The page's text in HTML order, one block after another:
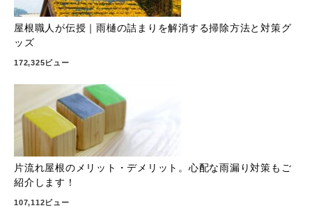
屋根職人が伝授｜雨樋の詰まりを解消する掃除方法と対策グ
ッズ
172,325ビュー
片流れ屋根のメリット・デメリット。心配な雨漏り対策もご
紹介します！
107,112ビュー